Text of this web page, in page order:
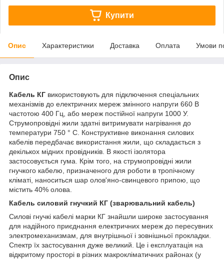
Купити
Опис Характеристики Доставка Оплата Умови
Опис
Кабель КГ використовують для підключення спеціальних
механізмів до електричних мереж змінного напруги 660 В
частотою 400 Гц, або мереж постійної напруги 1000 У.
Струмопровідні жили здатні витримувати нагрівання до
температури 750 ° С. Конструктивне виконання силових
кабелів передбачає використання жили, що складається з
декількох мідних провідників. В якості ізолятора
застосовується гума. Крім того, на струмопровідні жили
гнучкого кабелю, призначеного для роботи в тропічному
кліматі, наноситься шар олов'яно-свинцевого припою, що
містить 40% олова.
Кабель силовий гнучкий КГ (зварювальний кабель)
Силові гнучкі кабелі марки КГ знайшли широке застосування
для надійного приєднання електричних мереж до пересувних
электромеханизмам, для внутрішньої і зовнішньої прокладки.
Спектр їх застосування дуже великий. Це і експлуатація на
відкритому просторі в різних макрокліматичних районах (у